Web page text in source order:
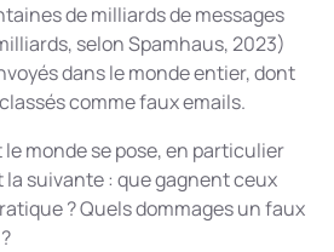
de milliards de messages
selon Spamhaus, 2023)
dans le monde entier, dont
comme faux emails.
monde se pose, en particulier
suivante : que gagnent ceux
? Quels dommages un faux